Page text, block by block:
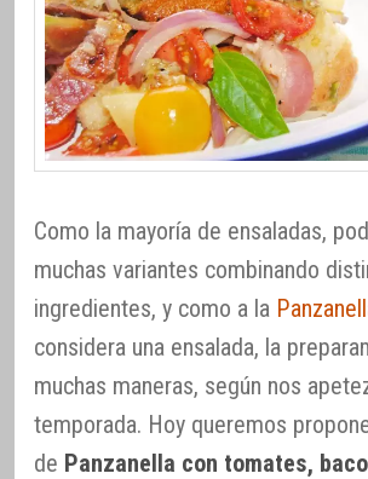
Como la mayoría de ensaladas,
muchas variantes combinando
ingredientes, y como a la
considera una ensalada, la
muchas maneras, según nos
temporada. Hoy queremos
de Panzanella con tomates,